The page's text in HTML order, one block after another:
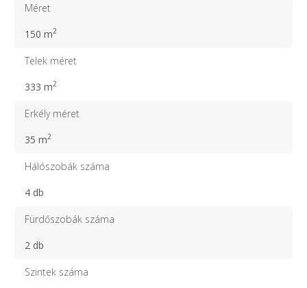
Méret
150 m2
Telek méret
333 m2
Erkély méret
35 m2
Hálószobák száma
4 db
Fürdőszobák száma
2 db
Szintek száma